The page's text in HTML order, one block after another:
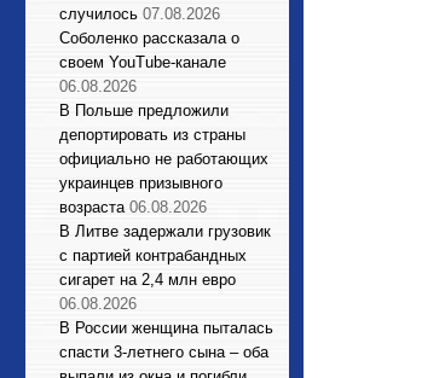
случилось 07.08.2026
Соболенко рассказала о
своем YouTube-канале
06.08.2026
В Польше предложили
депортировать из страны
официально не работающих
украинцев призывного
возраста 06.08.2026
В Литве задержали грузовик
с партией контрабандных
сигарет на 2,4 млн евро
06.08.2026
В России женщина пыталась
спасти 3-летнего сына – оба